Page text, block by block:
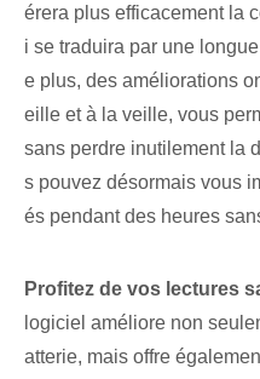
érera plus efficacement la
i se traduira par une
e plus, des améliorations
eille et à la veille, vous
sans perdre inutilement la
s pouvez désormais vous
és pendant des heures
Profitez de vos lectures
logiciel améliore non
atterie, mais offre